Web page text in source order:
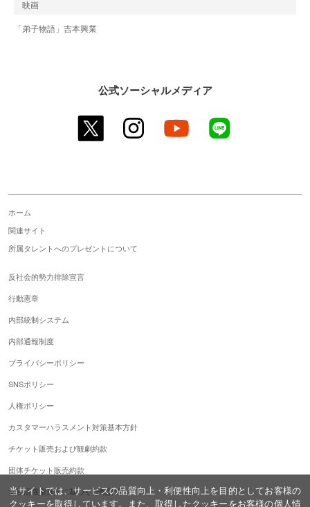
映画
「弟子物語」吉本興業
公式ソーシャルメディア
twitter instagram youtube
ホーム
関連サイト
所属タレントへのプレゼントについて
反社会的勢力排除宣言
行動憲章
内部統制システム
内部通報制度
プライバシーポリシー
SNSポリシー
人権ポリシー
カスタマーハラスメント対策基本方針
チケット販売および観劇約款
団体チケット販売約款
女性活躍推進法に基づく行動計画
当サイトでは、サービスの品質向上・利便性向上を目的としてお客様の
クッキーを取得しています。また、取得したクッキーをお客様の個人情